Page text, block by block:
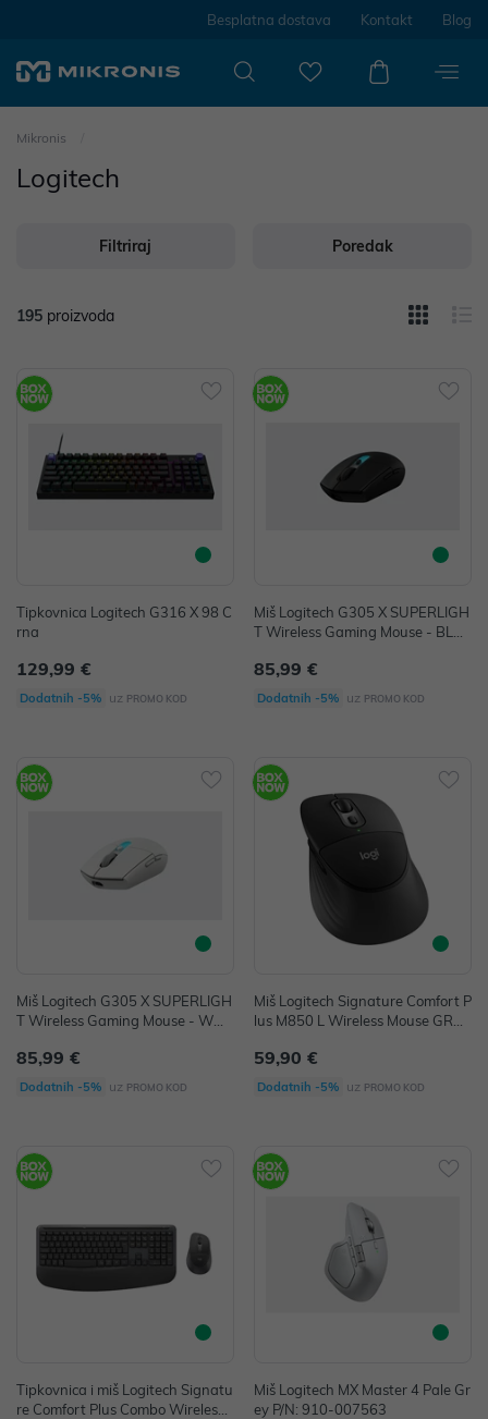
Besplatna dostava Kontakt Blog
Mikronis
Logitech
Filtriraj Poredak
195 proizvoda
Tipkovnica Logitech G316 X 98 C
rna
129,99 €
Dodatnih -5% uz PROMO KOD
Miš Logitech G305 X SUPERLIGH
T Wireless Gaming Mouse - BLA
85,99 €
Dodatnih -5% uz PROMO KOD
Miš Logitech G305 X SUPERLIGH
T Wireless Gaming Mouse - WHI
85,99 €
Dodatnih -5% uz PROMO KOD
Miš Logitech Signature Comfort P
lus M850 L Wireless Mouse GRA
59,90 €
Dodatnih -5% uz PROMO KOD
Tipkovnica i miš Logitech Signatu
re Comfort Plus Combo Wireless
Miš Logitech MX Master 4 Pale Gr
ey P/N: 910-007563